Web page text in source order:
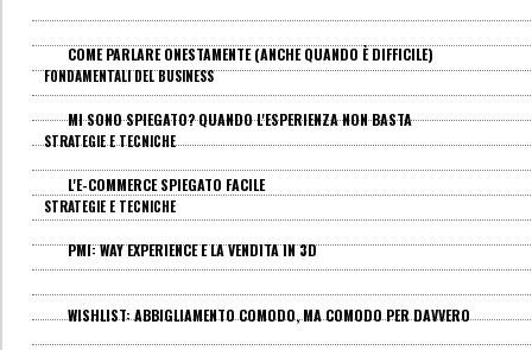
COME PARLARE ONESTAMENTE (ANCHE QUANDO È DIFFICILE)
FONDAMENTALI DEL BUSINESS
MI SONO SPIEGATO? QUANDO L'ESPERIENZA NON BASTA
STRATEGIE E TECNICHE
L'E-COMMERCE SPIEGATO FACILE
STRATEGIE E TECNICHE
PMI: WAY EXPERIENCE E LA VENDITA IN 3D
WISHLIST: ABBIGLIAMENTO COMODO, MA COMODO PER DAVVERO